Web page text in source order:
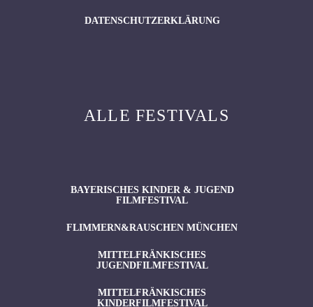
DATENSCHUTZERKLÄRUNG
ALLE FESTIVALS
BAYERISCHES KINDER & JUGEND
FILMFESTIVAL
FLIMMERN&RAUSCHEN MÜNCHEN
MITTELFRÄNKISCHES
JUGENDFILMFESTIVAL
MITTELFRÄNKISCHES
KINDERFILMFESTIVAL